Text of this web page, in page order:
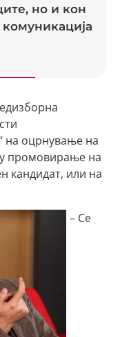
но и кон
на оцрнување на
промовирање на
кандидат, или на
– Се